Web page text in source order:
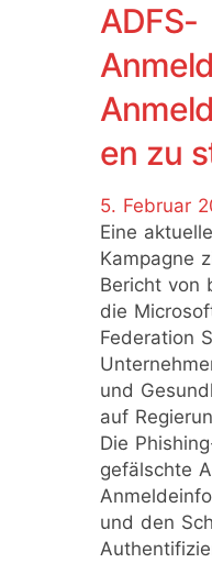
ADFS-
en zu
5. Februar
Eine
Kampagne
Bericht von
die
Federation
und
auf
Die
gefälschte
und den